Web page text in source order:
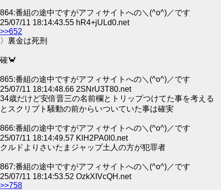
864:番組の途中ですがアフィサイトへの＼(^o^)／です
25/07/11 18:14:43.55 hR4+jULd0.net
>>652
〉裏金は死刑
確🦀
865:番組の途中ですがアフィサイトへの＼(^o^)／です
25/07/11 18:14:48.66 2SNrU3T80.net
34歳だけど安倍晋三の名前欄とトリップつけてた事を考える
とスクリプト騒動の前からいついていた事は確実
866:番組の途中ですがアフィサイトへの＼(^o^)／です
25/07/11 18:14:49.57 KlH2PA0l0.net
クルドよりさいたまジャップ土人の方が犯罪者
867:番組の途中ですがアフィサイトへの＼(^o^)／です
25/07/11 18:14:53.52 OzkXIVcQH.net
>>758